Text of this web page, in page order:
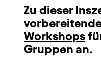
Zu dieser
Workshops
Gruppen an.